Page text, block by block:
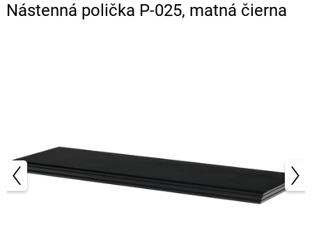
Nástenná polička P-025, matná čierna